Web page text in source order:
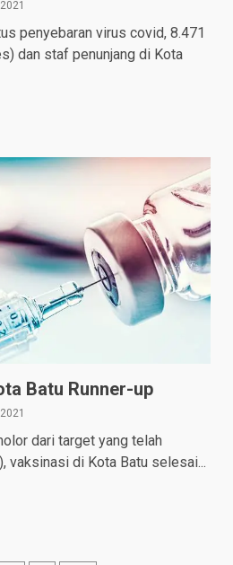
penyebaran virus covid, 8.471
dan staf penunjang di Kota
Batu Runner-up
dari target yang telah
vaksinasi di Kota Batu selesai...